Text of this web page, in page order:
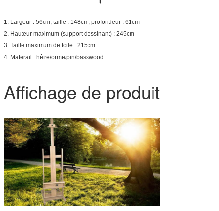
1. Largeur : 56cm, taille : 148cm, profondeur : 61cm
2. Hauteur maximum (support dessinant) : 245cm
3. Taille maximum de toile : 215cm
4. Materail : hêtre/orme/pin/basswood
Affichage de produit